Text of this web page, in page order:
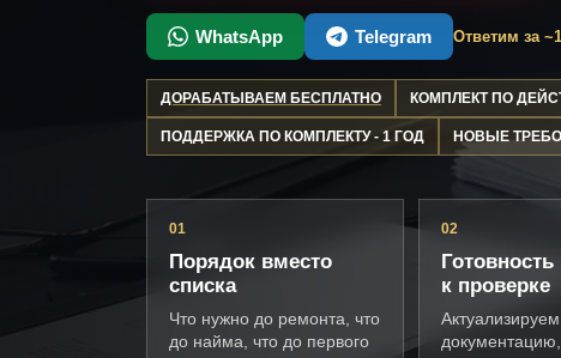
WhatsApp Telegram Ответим за
ДОРАБАТЫВАЕМ БЕСПЛАТНО КОМПЛЕКТ ПО
ПОДДЕРЖКА ПО КОМПЛЕКТУ - 1 ГОД НОВЫЕ
01
Порядок вместо
списка
Что нужно до ремонта, что
до найма, что до первого
02
Готовность
к проверке
Актуализируем